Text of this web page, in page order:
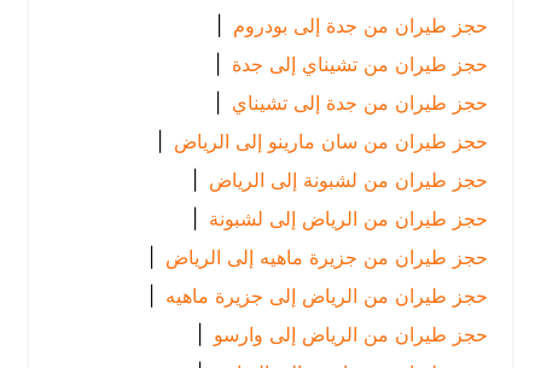
حجز طيران من جدة إلى بودروم |
حجز طيران من تشيناي إلى جدة
حجز طيران من جدة إلى تشيناي |
حجز طيران من سان مارينو إلى الرياض
|
حجز طيران من لشبونة إلى الرياض
|
حجز طيران من الرياض إلى لشبونة |
حجز طيران من جزيرة ماهيه إلى الرياض
|
حجز طيران من الرياض إلى جزيرة ماهيه |
حجز طيران من الرياض إلى وارسو
|